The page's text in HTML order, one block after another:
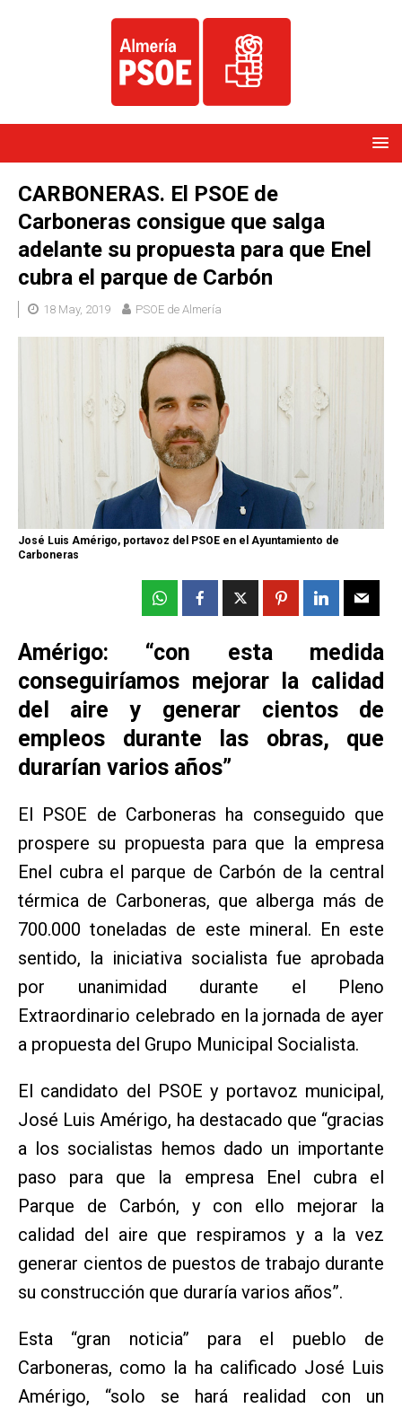
CARBONERAS. El PSOE de
Carboneras consigue que salga
adelante su propuesta para que Enel
cubra el parque de Carbón
18 May, 2019 PSOE de Almería
José Luis Amérigo, portavoz del PSOE en el Ayuntamiento de
Carboneras
Amérigo: “con esta medida
conseguiríamos mejorar la calidad
del aire y generar cientos de
empleos durante las obras, que
durarían varios años”
El PSOE de Carboneras ha conseguido que
prospere su propuesta para que la empresa
Enel cubra el parque de Carbón de la central
térmica de Carboneras, que alberga más de
700.000 toneladas de este mineral. En este
sentido, la iniciativa socialista fue aprobada
por unanimidad durante el Pleno
Extraordinario celebrado en la jornada de ayer
a propuesta del Grupo Municipal Socialista.
El candidato del PSOE y portavoz municipal,
José Luis Amérigo, ha destacado que “gracias
a los socialistas hemos dado un importante
paso para que la empresa Enel cubra el
Parque de Carbón, y con ello mejorar la
calidad del aire que respiramos y a la vez
generar cientos de puestos de trabajo durante
su construcción que duraría varios años”.
Esta “gran noticia” para el pueblo de
Carboneras, como la ha calificado José Luis
Amérigo, “solo se hará realidad con un